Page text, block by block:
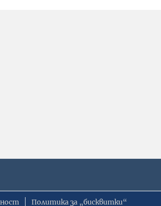
Политика за „бисквитки“